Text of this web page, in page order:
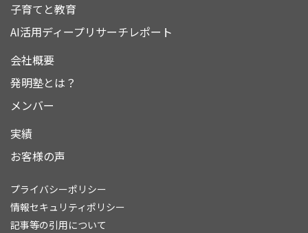
子育てと教育
AI活用ディープリサーチレポート
会社概要
発明塾とは？
メンバー
実績
お客様の声
プライバシーポリシー
情報セキュリティポリシー
記事等の引用について